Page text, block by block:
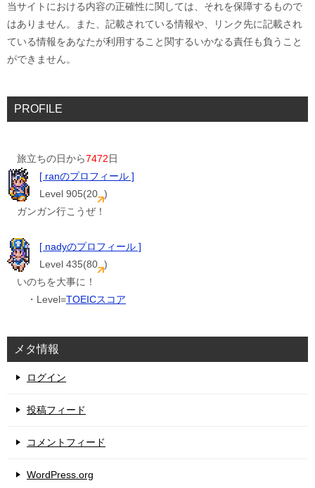
当サイトにおける内容の正確性に関しては、それを保障するもので
はありません。また、記載されている情報や、リンク先に記載され
ている情報をあなたが利用すること関するいかなる責任も負うこと
ができません。
PROFILE
旅立ちの日から7472日
[ ranのプロフィール ]
Level 905(20 )
ガンガン行こうぜ！
[ nadyのプロフィール ]
Level 435(80 )
いのちを大事に！
・Level=TOEICスコア
メタ情報
ログイン
投稿フィード
コメントフィード
WordPress.org